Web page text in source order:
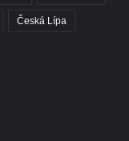
Česká Lípa